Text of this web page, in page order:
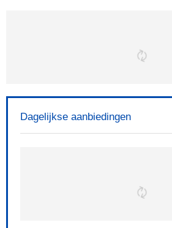
Dagelijkse aanbiedingen